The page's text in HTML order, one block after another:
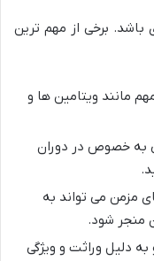
برخی از مهم ترین
مانند ویتامین ها و
به خصوص در دوران
مزمن می تواند به
منجر شود.
به دلیل وراثت و ویژگی